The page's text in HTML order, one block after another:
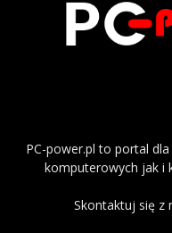
PC-power.pl to portal
komputerowych jak i
Skontaktuj się z